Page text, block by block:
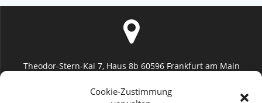
Cookie-Zustimmung
Theodor-Stern-Kai 7, Haus 8b 60596 Frankfurt am Main